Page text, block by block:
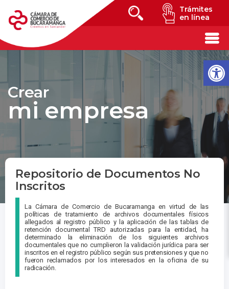
Trámites
en línea
Crear
mi empresa
Repositorio de Documentos No
Inscritos
La Cámara de Comercio de Bucaramanga en virtud de las
políticas de tratamiento de archivos documentales físicos
allegados al registro público y la aplicación de las tablas de
retención documental TRD autorizadas para la entidad, ha
determinado la eliminación de los siguientes archivos
documentales que no cumplieron la validación jurídica para ser
inscritos en el registro público según sus pretensiones y que no
fueron reclamados por los interesados en la oficina de su
radicación.